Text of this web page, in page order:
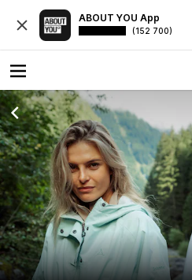
ABOUT YOU App
(152 700)